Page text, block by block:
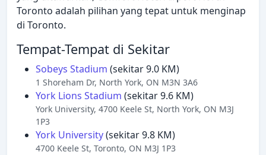
Toronto adalah pilihan yang tepat untuk menginap
di Toronto.
Tempat-Tempat di Sekitar
Sobeys Stadium (sekitar 9.0 KM)
1 Shoreham Dr, North York, ON M3N 3A6
York Lions Stadium (sekitar 9.6 KM)
York University, 4700 Keele St, North York, ON M3J
1P3
York University(sekitar 9.8 KM)
4700 Keele St, Toronto, ON M3J 1P3